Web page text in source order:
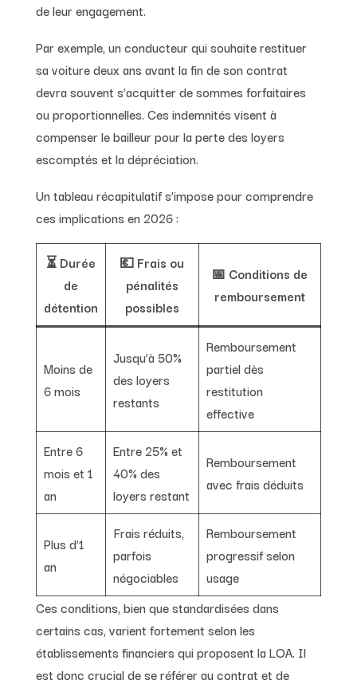
de leur engagement.
Par exemple, un conducteur qui souhaite restituer
sa voiture deux ans avant la fin de son contrat
devra souvent s’acquitter de sommes forfaitaires
ou proportionnelles. Ces indemnités visent à
compenser le bailleur pour la perte des loyers
escomptés et la dépréciation.
Un tableau récapitulatif s’impose pour comprendre
ces implications en 2026 :
⏳ Durée
de
détention
💶 Frais ou
pénalités
possibles
📅 Conditions de
remboursement
Moins de
6 mois
Jusqu’à 50%
des loyers
restants
Remboursement
partiel dès
restitution
effective
Entre 6
mois et 1
an
Entre 25% et
40% des
loyers restant
Remboursement
avec frais déduits
Plus d’1
an
Frais réduits,
parfois
négociables
Remboursement
progressif selon
usage
Ces conditions, bien que standardisées dans
certains cas, varient fortement selon les
établissements financiers qui proposent la LOA. Il
est donc crucial de se référer au contrat et de